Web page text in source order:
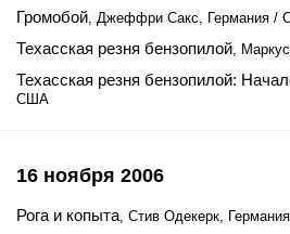
Громобой, Джеффри Сакс, Германия /
Техасская резня бензопилой,
Техасская резня бензопилой:
США
16 ноября 2006
Рога и копыта, Стив Одекерк,